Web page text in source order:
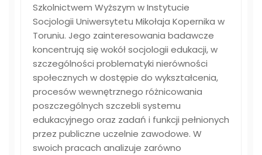
Szkolnictwem Wyższym w Instytucie
Socjologii Uniwersytetu Mikołaja Kopernika w
Toruniu. Jego zainteresowania badawcze
koncentrują się wokół socjologii edukacji, w
szczególności problematyki nierówności
społecznych w dostępie do wykształcenia,
procesów wewnętrznego różnicowania
poszczególnych szczebli systemu
edukacyjnego oraz zadań i funkcji pełnionych
przez publiczne uczelnie zawodowe. W
swoich pracach analizuje zarówno